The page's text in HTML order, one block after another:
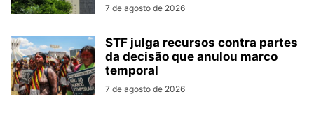
7 de agosto de 2026
STF julga recursos contra partes
da decisão que anulou marco
temporal
7 de agosto de 2026